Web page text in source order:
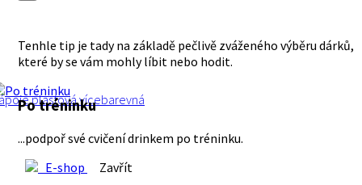
Tenhle tip je tady na základě pečlivě zváženého výběru dárků,
které by se vám mohly líbit nebo hodit.
plastovávícebarevná
Po tréninku
...podpoř své cvičení drinkem po tréninku.
E-shop
Zavřít